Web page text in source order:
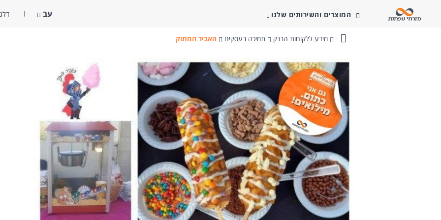
עב המוצרים והשירותים שלנו
מזרחי-טפחות
מידע ללקוחות הבנק תמיכה בעסקים האביר המתוק